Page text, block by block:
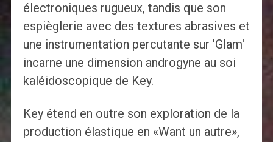
électroniques rugueux, tandis que son
espièglerie avec des textures abrasives et
une instrumentation percutante sur 'Glam'
incarne une dimension androgyne au soi
kaléidoscopique de Key.
Key étend en outre son exploration de la
production élastique en «Want un autre»,